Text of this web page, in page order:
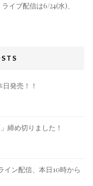
イブ配信は6/24(水)、
発売！！
締め切りました！
イン配信、本日10時から